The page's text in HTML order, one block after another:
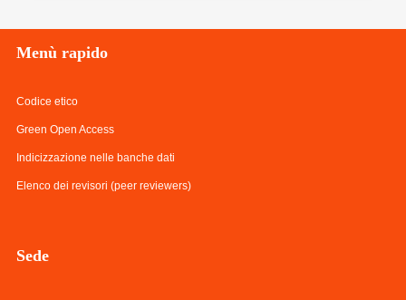
Menù rapido
Codice etico
Green Open Access
Indicizzazione nelle banche dati
Elenco dei revisori (peer reviewers)
Sede